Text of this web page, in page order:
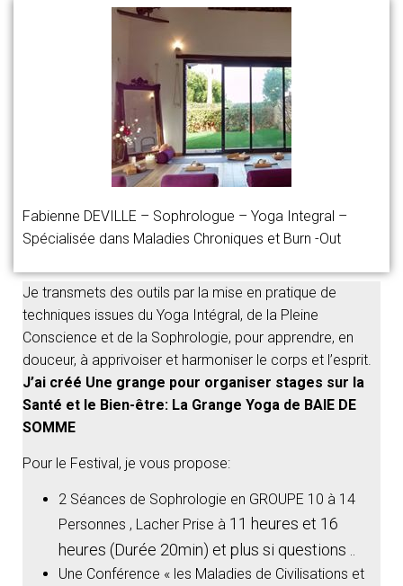
Fabienne DEVILLE – Sophrologue – Yoga Integral –
Spécialisée dans Maladies Chroniques et Burn -Out
Je transmets des outils par la mise en pratique de
techniques issues du Yoga Intégral, de la Pleine
Conscience et de la Sophrologie, pour apprendre, en
douceur, à apprivoiser et harmoniser le corps et l’esprit.
J’ai créé Une grange pour organiser stages sur la
Santé et le Bien-être: La Grange Yoga de BAIE DE
SOMME
Pour le Festival, je vous propose:
2 Séances de Sophrologie en GROUPE 10 à 14
Personnes , Lacher Prise à 11 heures et 16
heures (Durée 20min) et plus si questions ..
Une Conférence « les Maladies de Civilisations et